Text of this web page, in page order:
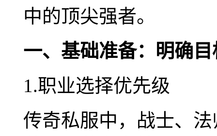
中的顶尖强者。
一、基础准备：明确
1.职业选择优先级
传奇私服中，战士、